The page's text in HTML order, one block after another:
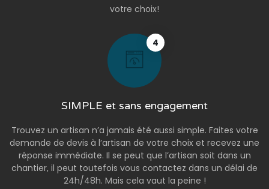
votre choix!
4
SIMPLE et sans engagement
Trouvez un artisan n’a jamais été aussi simple. Faites votre
demande de devis à l’artisan de votre choix et recevez une
réponse immédiate. Il se peut que l’artisan soit dans un
chantier, il peut toutefois vous contactez dans un délai de
24h/48h. Mais cela vaut la peine !